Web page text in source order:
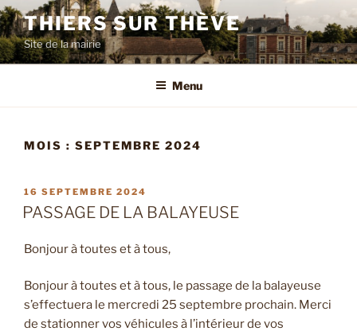
Aller
au
contenu
principal
THIERS SUR THÈVE
Site de la mairie
Menu
MOIS : SEPTEMBRE 2024
PUBLIÉ
LE
16 SEPTEMBRE 2024
PASSAGE DE LA BALAYEUSE
Bonjour à toutes et à tous,
Bonjour à toutes et à tous, le passage de la balayeuse
s’effectuera le mercredi 25 septembre prochain. Merci
de stationner vos véhicules à l’intérieur de vos